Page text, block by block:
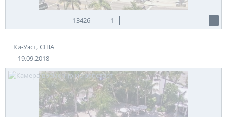
13426 1
Ки-Уэст, США
19.09.2018